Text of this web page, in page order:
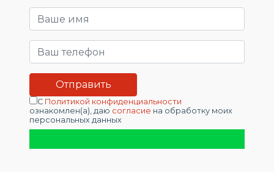
С Политикой конфиденциальности
ознакомлен(а), даю согласие на обработку моих
персональных данных